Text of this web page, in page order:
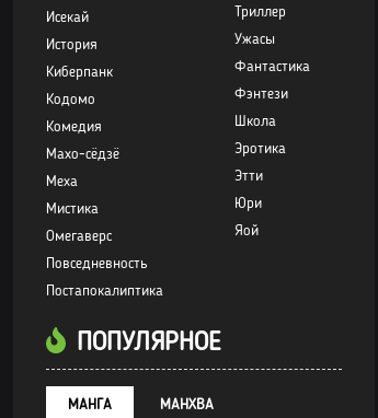
Исекай
История
Киберпанк
Кодомо
Комедия
Махо-сёдзё
Меха
Мистика
Омегаверс
Повседневность
Постапокалиптика
Триллер
Ужасы
Фантастика
Фэнтези
Школа
Эротика
Этти
Юри
Яой
ПОПУЛЯРНОЕ
МАНГА МАНХВА